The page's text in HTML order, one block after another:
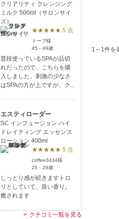
1～1件を
クリアリティ クレンジング
ミルク 500ml（サロンサイ
ズ）
★★★★★ 5 点
トープ様
45－49歳
普段使っているSPAが品切
れだったので、こちらを購
入しました。刺激の少なさ
はSPAの方が上ですが、ク...
エスティローダー
SC インフュージョン ハイ
ドレイティング エッセンス
ローション 400ml
★★★★★ 5 点
coffee3434様
25－29歳
しっとり感が続きますトロ
リとしていて、良い香り。
癒されます
クチコミ一覧を見る